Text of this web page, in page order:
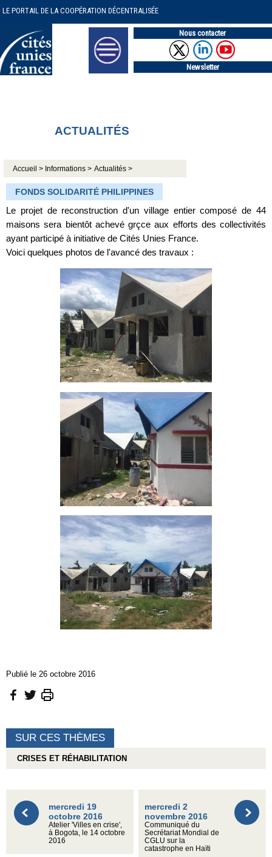
LE PORTAIL DE LA COOPÉRATION DÉCENTRALISÉE
Nous contacter
Newsletter
ACTUALITÉS
Accueil > Informations > Actualités >
FONDS SOLIDARITÉ PHILIPPINES
Le projet de reconstruction d'un village entier composé de 44
maisons sera bientôt achevé grçce aux efforts des collectivités
ayant participé à initiative de Cités Unies France.
Voici quelques photos de l'avancé des travaux :
Publié le 26 octobre 2016
SUR CES THÈMES
CRISES ET RÉHABILITATION
mercredi 19
octobre 2016
Atelier 'Villes en crise',
à Bogota, le 14 octobre
2016
mercredi 2
novembre 2016
Communiqué du
Secrétariat Mondial de
CGLU sur la
catastrophe en Haïti